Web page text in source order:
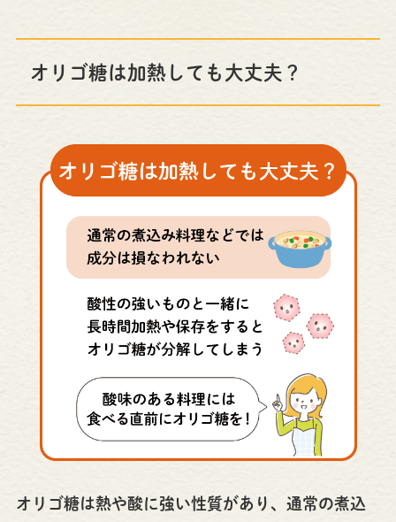
オリゴ糖は加熱しても大丈夫？
オリゴ糖は熱や酸に強い性質があり、通常の煮込